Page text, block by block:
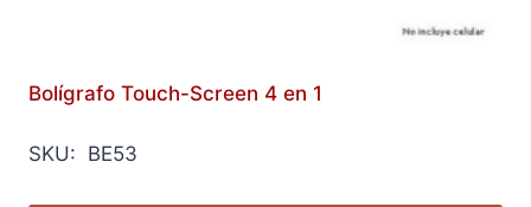
Bolígrafo Touch-Screen 4 en 1
SKU: BE53